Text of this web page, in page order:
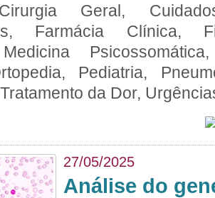
Geral,
Farmácia Clínica,
Pediatria,
da Dor,
27/05/2025
Análise do